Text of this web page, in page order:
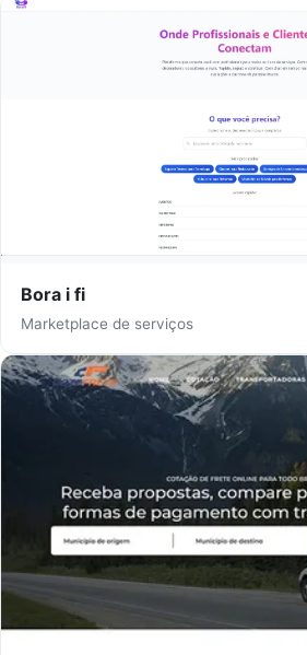
Bora i fi
Marketplace de serviços